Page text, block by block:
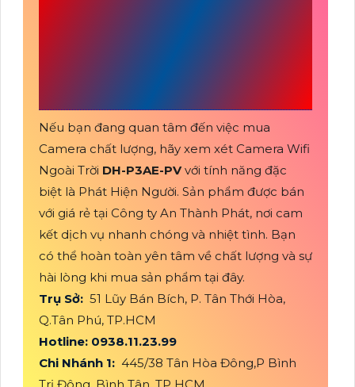
Nếu bạn đang quan tâm đến việc mua
Camera chất lượng, hãy xem xét Camera Wifi
Ngoài Trời DH-P3AE-PVvới tính năng đặc
biệt là Phát Hiện Người. Sản phẩm được bán
với giá rẻ tại Công ty An Thành Phát, nơi cam
kết dịch vụ nhanh chóng và nhiệt tình. Bạn
có thể hoàn toàn yên tâm về chất lượng và sự
hài lòng khi mua sản phẩm tại đây.
Trụ Sở: 51 Lũy Bán Bích, P. Tân Thới Hòa,
Q.Tân Phú, TP.HCM
Hotline: 0938.11.23.99
Chi Nhánh 1: 445/38 Tân Hòa Đông,P Bình